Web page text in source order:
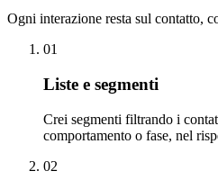
Ogni interazione resta sul contatto,
01
Liste e segmenti
Crei segmenti filtrando i
comportamento o fase, nel
02